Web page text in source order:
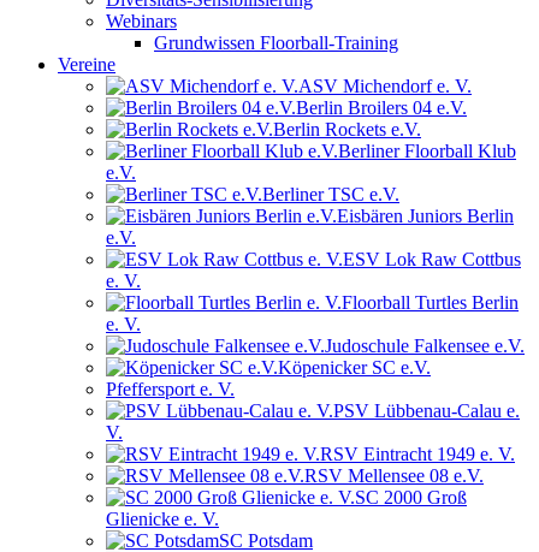
Webinars
Grundwissen Floorball-Training
Vereine
ASV Michendorf e. V.
Berlin Broilers 04 e.V.
Berlin Rockets e.V.
Berliner Floorball Klub
e.V.
Berliner TSC e.V.
Eisbären Juniors Berlin
e.V.
ESV Lok Raw Cottbus
e. V.
Floorball Turtles Berlin
e. V.
Judoschule Falkensee e.V.
Köpenicker SC e.V.
Pfeffersport e. V.
PSV Lübbenau-Calau e.
V.
RSV Eintracht 1949 e. V.
RSV Mellensee 08 e.V.
SC 2000 Groß
Glienicke e. V.
SC Potsdam